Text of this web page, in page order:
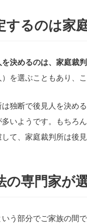
するのは家
決めるのは、家庭裁
を選ぶこともあり、
独断で後見人を決め
いようです。もちろ
て、家庭裁判所は後見
の専門家が
う部分でご家族の間